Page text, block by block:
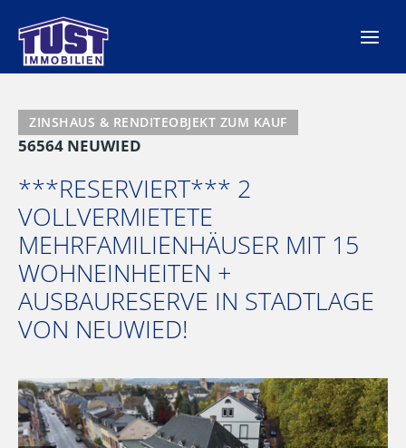
Inhalt
springen
ZINSHAUS & RENDITEOBJEKT ZUM KAUF
56564 NEUWIED
***RESERVIERT*** 2
VOLLVERMIETETE
MEHRFAMILIENHÄUSER MIT 15
WOHNEINHEITEN +
AUSBAURESERVE IN STADTLAGE
VON NEUWIED!